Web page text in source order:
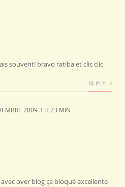
souvent! bravo ratiba et clic clic
REPLY
2009 3 H 23 MIN
over blog ça bloqué excellente